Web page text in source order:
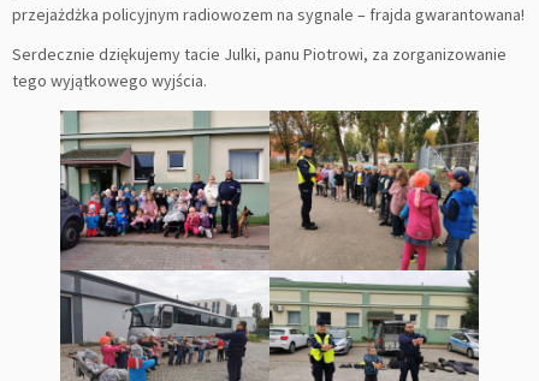
przejażdżka policyjnym radiowozem na sygnale – frajda gwarantowana!
Serdecznie dziękujemy tacie Julki, panu Piotrowi, za zorganizowanie
tego wyjątkowego wyjścia.